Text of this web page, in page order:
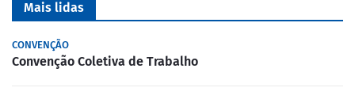
Mais lidas
CONVENÇÃO
Convenção Coletiva de Trabalho